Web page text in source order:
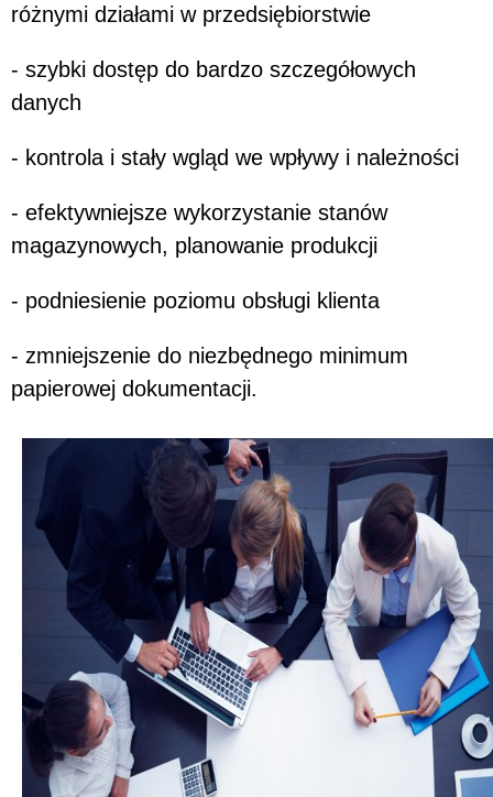
różnymi działami w przedsiębiorstwie
- szybki dostęp do bardzo szczegółowych
danych
- kontrola i stały wgląd we wpływy i należności
- efektywniejsze wykorzystanie stanów
magazynowych, planowanie produkcji
- podniesienie poziomu obsługi klienta
- zmniejszenie do niezbędnego minimum
papierowej dokumentacji.